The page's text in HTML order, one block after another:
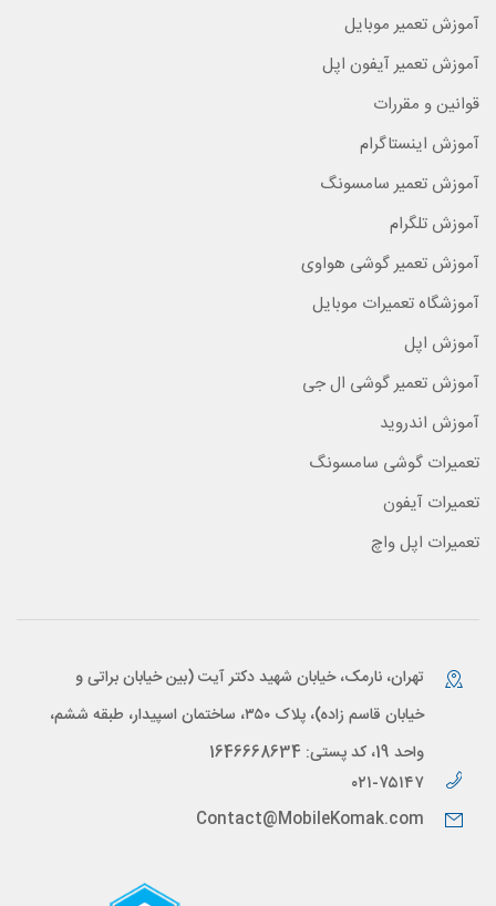
آموزش تعمیر موبایل
آموزش تعمیر آیفون اپل
قوانین و مقررات
آموزش اینستاگرام
آموزش تعمیر سامسونگ
آموزش تلگرام
آموزش تعمیر گوشی هواوی
آموزشگاه تعمیرات موبایل
آموزش اپل
آموزش تعمیر گوشی ال جی
آموزش اندروید
تعمیرات گوشی سامسونگ
تعمیرات آیفون
تعمیرات اپل واچ
تهران، نارمک، خیابان شهید دکتر آیت (بین خیابان براتی و
خیابان قاسم زاده)، پلاک ۳۵۰، ساختمان اسپیدار، طبقه ششم،
واحد 19، کد پستی: 1646668634
۰۲۱-۷۵۱۴۷
Contact@MobileKomak.com